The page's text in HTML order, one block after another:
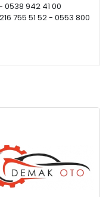
0538 942 41 00
755 51 52 - 0553 800